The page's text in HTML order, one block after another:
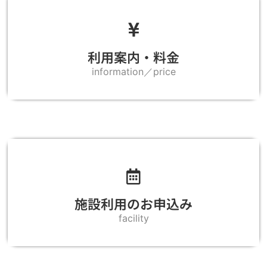
利用案内・料金
information／price
施設利用のお申込み
facility